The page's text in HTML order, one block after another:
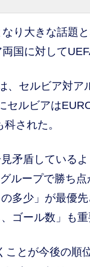
り大きな話題
国に対して
セルビア対ア
ルビアは
された。
矛盾している
ループで勝ち
多少」が最優
ゴール数」も重
とが今後の順